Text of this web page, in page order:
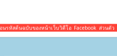
นรหัสต้นฉบับของหน้าเว็บวิดีโอ Facebook ส่วนตัว